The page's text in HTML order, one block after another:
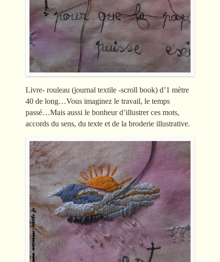
Livre- rouleau (journal textile -scroll book) d’1 mètre
40 de long…Vous imaginez le travail, le temps
passé…Mais aussi le bonheur d’illustrer ces mots,
accords du sens, du texte et de la broderie illustrative.